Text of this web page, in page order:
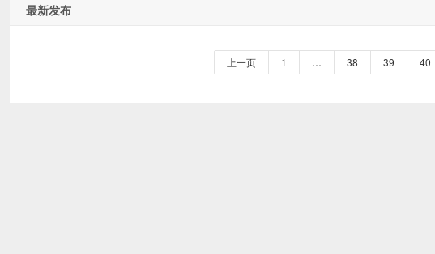
最新发布
上一页 1 … 38 39 40